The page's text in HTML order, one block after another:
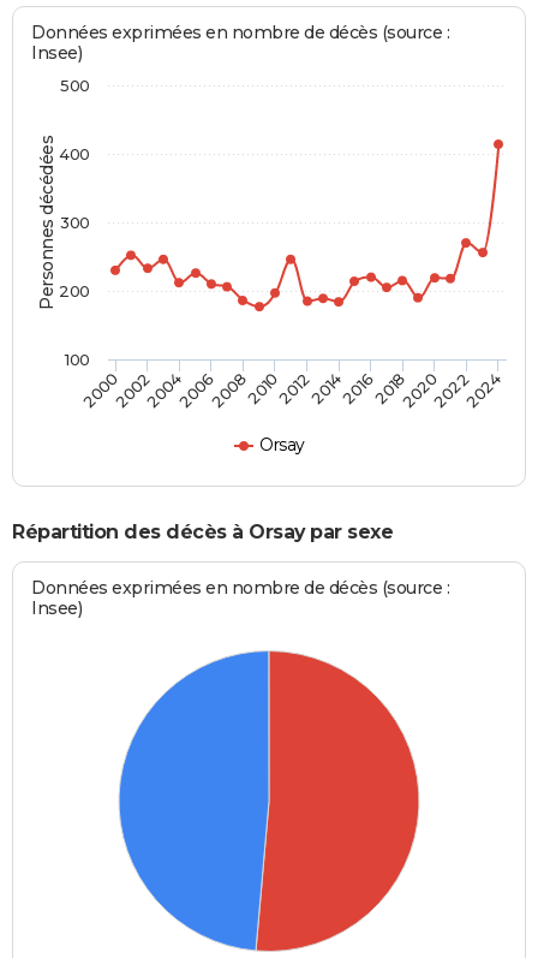
Personnes décédées
Données exprimées en nombre de décès (source :
Insee)
Orsay
2000200220042006200820102012201420162018202020222024
200
300
400
100
500
Répartition des décès à Orsay par sexe
Données exprimées en nombre de décès (source :
Insee)